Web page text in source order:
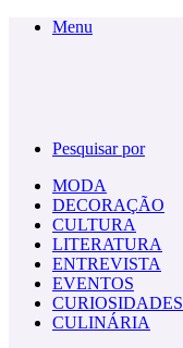
Menu
Pesquisar por
MODA
DECORAÇÃO
CULTURA
LITERATURA
ENTREVISTA
EVENTOS
CURIOSIDADES
CULINÁRIA